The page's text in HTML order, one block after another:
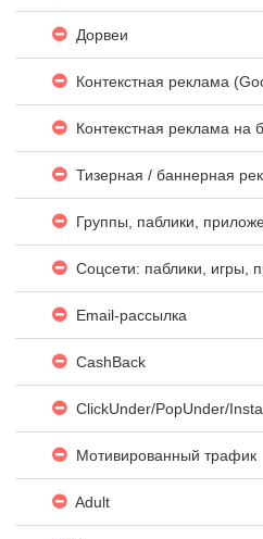
Дорвеи
Контекстная реклама
Контекстная реклама на
Тизерная / баннерная
Группы, паблики,
Соцсети: паблики, игры,
Email-рассылка
CashBack
ClickUnder/PopUnder/
Мотивированный трафик
Adult